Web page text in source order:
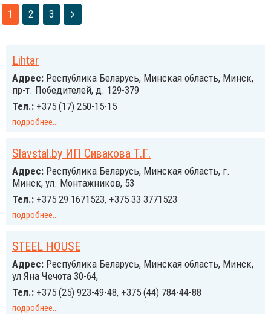
1 2 3
Lihtar
Адрес: Республика Беларусь, Минская область, Минск,
пр-т. Победителей, д. 129-379
Тел.: +375 (17) 250-15-15
подробнее...
Slavstal.by ИП Сивакова Т.Г.
Адрес: Республика Беларусь, Минская область, г.
Минск, ул. Монтажников, 53
Тел.: +375 29 1671523, +375 33 3771523
подробнее...
STEEL HOUSE
Адрес: Республика Беларусь, Минская область, Минск,
ул Яна Чечота 30-64,
Тел.: +375 (25) 923-49-48, +375 (44) 784-44-88
подробнее...